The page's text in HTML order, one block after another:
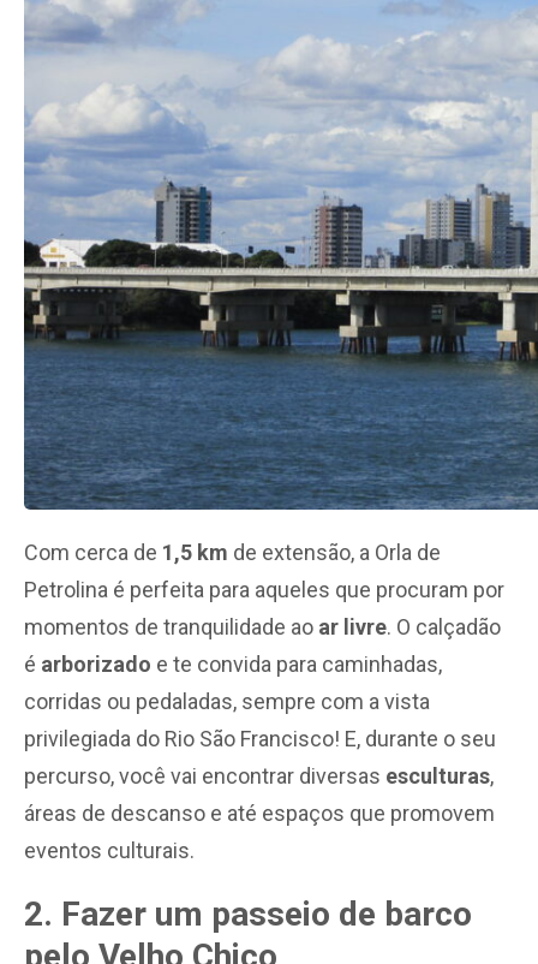
Com cerca de 1,5 km de extensão, a Orla de
Petrolina é perfeita para aqueles que procuram por
momentos de tranquilidade ao ar livre. O calçadão
é arborizado e te convida para caminhadas,
corridas ou pedaladas, sempre com a vista
privilegiada do Rio São Francisco! E, durante o seu
percurso, você vai encontrar diversas esculturas,
áreas de descanso e até espaços que promovem
eventos culturais.
2. Fazer um passeio de barco
pelo Velho Chico